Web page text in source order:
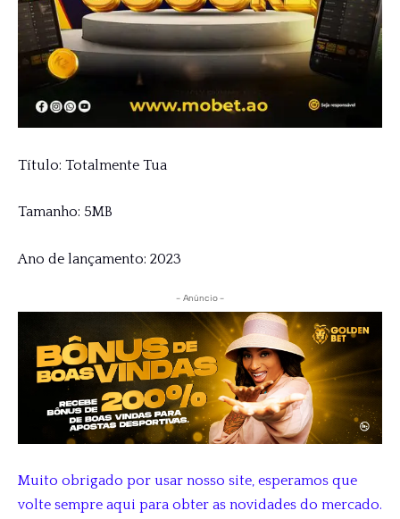
Título: Totalmente Tua
Tamanho: 5MB
Ano de lançamento: 2023
- Anúncio -
Muito obrigado por usar nosso site, esperamos que
volte sempre aqui para obter as novidades do mercado.